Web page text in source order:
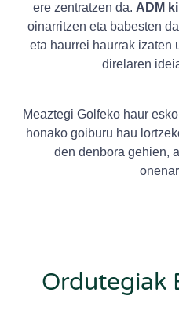
ere zentratzen da. ADM
oinarritzen eta babesten
eta haurrei haurrak izaten
direlaren
Meaztegi Golfeko haur
honako goiburu hau
den denbora gehien,
Ordutegiak